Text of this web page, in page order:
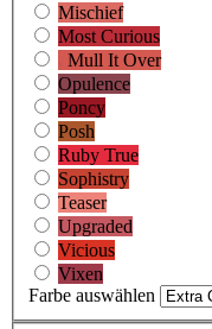
Mischief
Most Curious
Mull It Over
Opulence
Poncy
Posh
Ruby True
Sophistry
Teaser
Upgraded
Vicious
Vixen
Farbe auswählen